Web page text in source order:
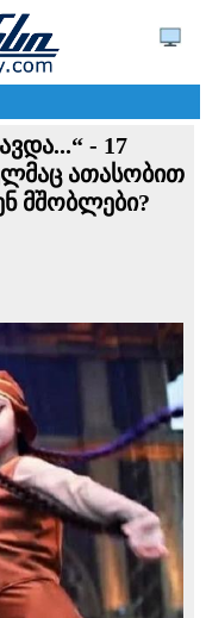
- 17
ათასობით
მშობლები?